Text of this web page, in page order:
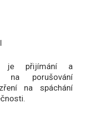
je přijímání a
na porušování
na spáchání